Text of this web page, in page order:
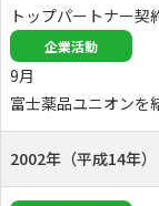
トップパートナー契
企業活動
9月
富士薬品ユニオンを
2002年（平成14年）